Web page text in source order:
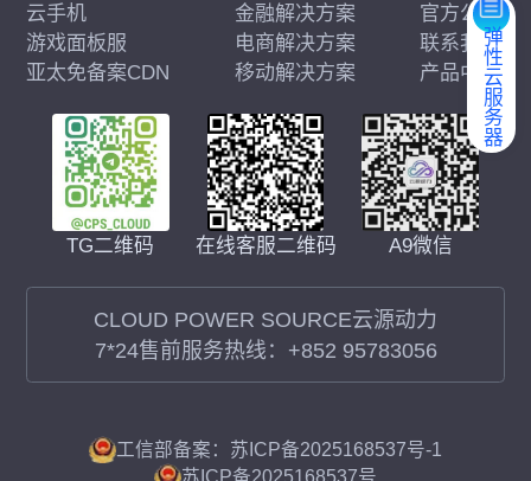
弹性云服务器
TG二维码 在线客服二维码 A9微信
CLOUD POWER SOURCE云源动力
7*24售前服务热线： +852 95783056
云手机
游戏面板服
亚太免备案CDN
金融解决方案
电商解决方案
移动解决方案
官方公告
联系我们
产品中心
工信部备案：苏ICP备2025168537号-1
苏ICP备2025168537号